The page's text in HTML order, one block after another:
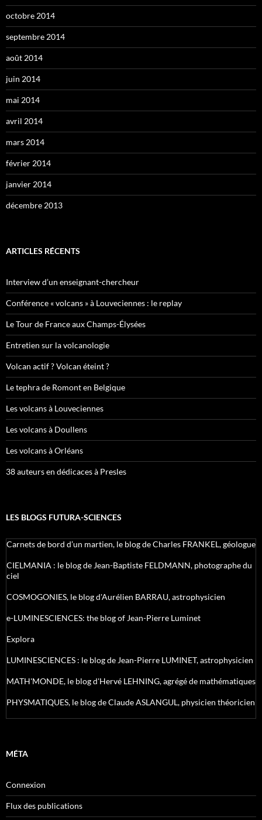
octobre 2014
septembre 2014
août 2014
juin 2014
mai 2014
avril 2014
mars 2014
février 2014
janvier 2014
décembre 2013
ARTICLES RÉCENTS
Interview d’un enseignant-chercheur
Conférence « volcans » à Louveciennes : le replay
Le Tour de France aux Champs-Élysées
Entretien sur la volcanologie
Volcan actif ? Volcan éteint ?
Le tephra de Romont en Belgique
Les volcans à Louveciennes
Les volcans à Doullens
Les volcans à Orléans
38 auteurs en dédicaces à Presles
LES BLOGS FUTURA-SCIENCES
Carnets de bord d’un martien, le blog de Charles FRANKEL, géologue
CIELMANIA : le blog de Jean-Baptiste FELDMANN, photographe du
ciel
COSMOGONIES, le blog d'Aurélien BARRAU, astrophysicien
e-LUMINESCIENCES: the blog of Jean-Pierre Luminet
Explora
LUMINESCIENCES : le blog de Jean-Pierre LUMINET, astrophysicien
MATH'MONDE, le blog d'Hervé LEHNING, agrégé de mathématiques
PHYSMATIQUES, le blog de Claude ASLANGUL, physicien théoricien
MÉTA
Connexion
Flux des publications